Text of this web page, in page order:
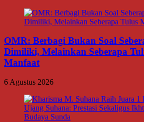
OMR: Berbagi Bukan Soal
Dimiliki, Melainkan Seberapa
Manfaat
6 Agustus 2026